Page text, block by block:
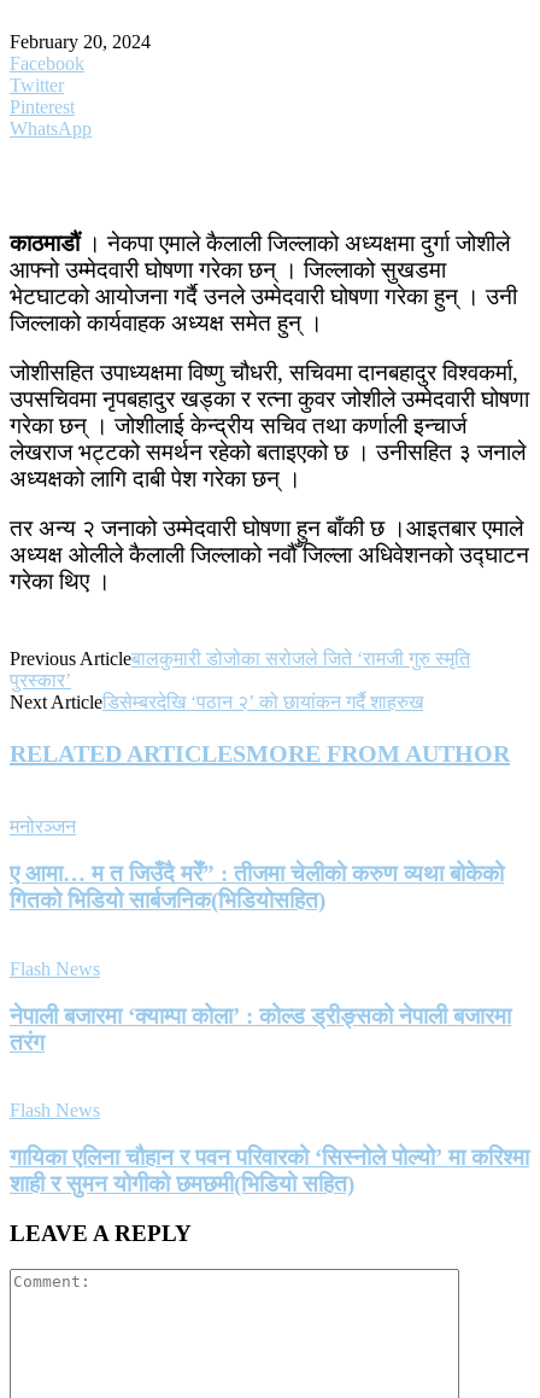
February 20, 2024
Facebook
Twitter
Pinterest
WhatsApp
काठमाडौं । नेकपा एमाले कैलाली जिल्लाको अध्यक्षमा दुर्गा जोशीले
आफ्नो उम्मेदवारी घोषणा गरेका छन् । जिल्लाको सुखडमा
भेटघाटको आयोजना गर्दै उनले उम्मेदवारी घोषणा गरेका हुन् । उनी
जिल्लाको कार्यवाहक अध्यक्ष समेत हुन् ।
जोशीसहित उपाध्यक्षमा विष्णु चौधरी, सचिवमा दानबहादुर विश्वकर्मा,
उपसचिवमा नृपबहादुर खड्का र रत्ना कुवर जोशीले उम्मेदवारी घोषणा
गरेका छन् । जोशीलाई केन्द्रीय सचिव तथा कर्णाली इन्चार्ज
लेखराज भट्टको समर्थन रहेको बताइएको छ । उनीसहित ३ जनाले
अध्यक्षको लागि दाबी पेश गरेका छन् ।
तर अन्य २ जनाको उम्मेदवारी घोषणा हुन बाँकी छ ।आइतबार एमाले
अध्यक्ष ओलीले कैलाली जिल्लाको नवौँ जिल्ला अधिवेशनको उद्घाटन
गरेका थिए ।
Previous Articleबालकुमारी डोजोका सरोजले जिते ‘रामजी गुरु स्मृति
पुरस्कार’
Next Articleडिसेम्बरदेखि ‘पठान २’ को छायांकन गर्दै शाहरुख
RELATED ARTICLESMORE FROM AUTHOR
मनोरञ्जन
ए आमा… म त जिउँदै मरेँ” : तीजमा चेलीको करुण व्यथा बोकेको
गितको भिडियो सार्बजनिक(भिडियोसहित)
Flash News
नेपाली बजारमा ‘क्याम्पा कोला’ : कोल्ड ड्रीङ्सको नेपाली बजारमा
तरंग
Flash News
गायिका एलिना चौहान र पवन परिवारको ‘सिस्नोले पोल्यो’ मा करिश्मा
शाही र सुमन योगीको छमछमी(भिडियो सहित)
LEAVE A REPLY